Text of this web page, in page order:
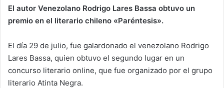
El autor Venezolano Rodrigo Lares Bassa obtuvo un
premio en el literario chileno «Paréntesis».
El día 29 de julio, fue galardonado el venezolano Rodrigo
Lares Bassa, quien obtuvo el segundo lugar en un
concurso literario online, que fue organizado por el grupo
literario Atinta Negra.